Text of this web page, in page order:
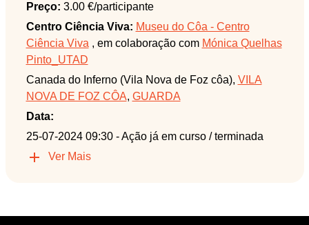
Preço: 3.00 €/participante
Centro Ciência Viva: Museu do Côa - Centro
Ciência Viva, em colaboração com Mónica Quelhas
Pinto_UTAD
Canada do Inferno (Vila Nova de Foz côa), VILA
NOVA DE FOZ CÔA, GUARDA
Data:
25-07-2024 09:30 - Ação já em curso / terminada
Ver Mais